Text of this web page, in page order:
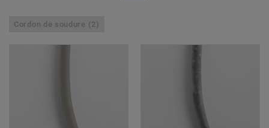
Cordon de soudure (2)